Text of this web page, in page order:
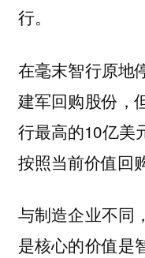
行。
在毫末智行原地
建军回购股份，
行最高的10亿美
按照当前价值回
与制造企业不同
是核心的价值是